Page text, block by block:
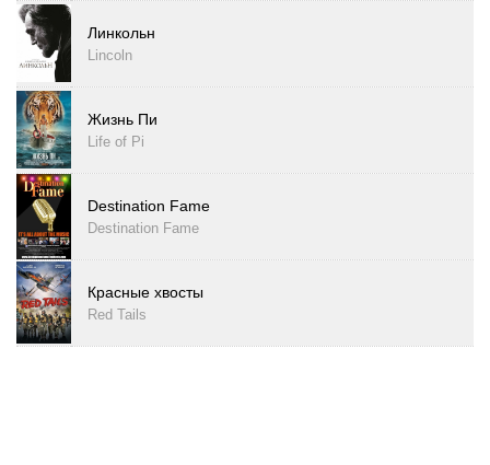
Линкольн
Lincoln
Жизнь Пи
Life of Pi
Destination Fame
Destination Fame
Красные хвосты
Red Tails